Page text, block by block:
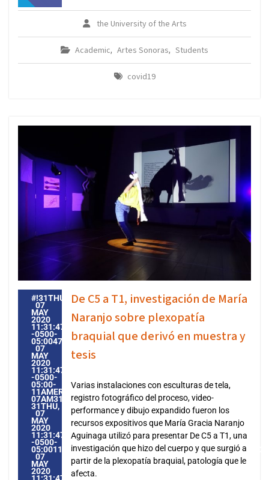
the University of the Arts
Academic, Artes Sonoras, Students
covid19
#!31THU,
07
MAY
2020
11:31:47
-0500-
05:004731#31THU,
07
MAY
2020
11:31:47
-0500-
05:00-
11AMERICA/GUAYAQUIL3131AMERICA/GUAYAQUIL202031
07AM31AM-
31THU,
07
MAY
2020
11:31:47
-0500-
05:0011AMERICA/GUAYAQUIL3131AMERICA/
07
MAY
2020
De C5 a T1, investigación de María
Naranjo sobre plexopatía
braquial que derivó en muestra y
tesis
Varias instalaciones con esculturas de tela,
registro fotográfico del proceso, video-
performance y dibujo expandido fueron los
recursos expositivos que María Gracia Naranjo
Aguinaga utilizó para presentar De C5 a T1, una
investigación que hizo del cuerpo y que surgió a
partir de la plexopatía braquial, patología que le
afecta.